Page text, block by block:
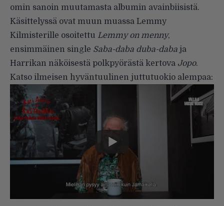
omin sanoin muutamasta albumin avainbiisistä.
Käsittelyssä ovat muun muassa Lemmy
Kilmisterille osoitettu Lemmy on menny,
ensimmäinen single Saba-daba duba-daba ja
Harrikan näköisestä polkpyörästä kertova Jopo.
Katso ilmeisen hyväntuulinen juttutuokio alempaa: